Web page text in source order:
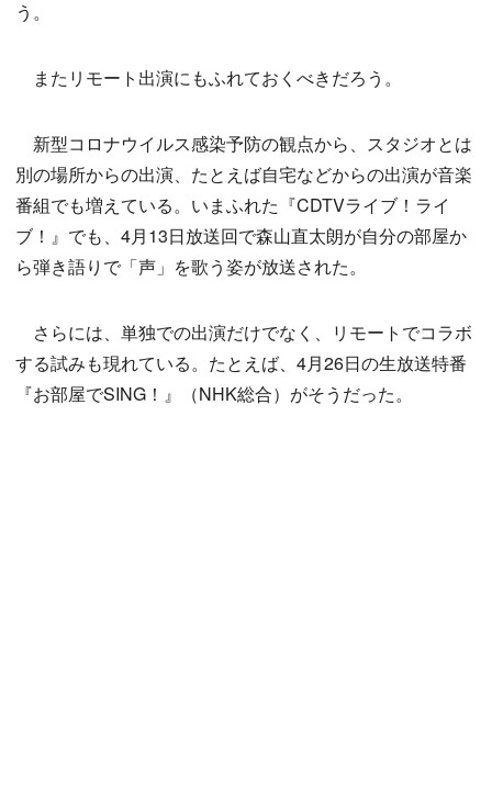
う。
またリモート出演にもふれておくべきだろう。
新型コロナウイルス感染予防の観点から、スタジオとは
別の場所からの出演、たとえば自宅などからの出演が音楽
番組でも増えている。いまふれた『CDTVライブ！ライ
ブ！』でも、4月13日放送回で森山直太朗が自分の部屋か
ら弾き語りで「声」を歌う姿が放送された。
さらには、単独での出演だけでなく、リモートでコラボ
する試みも現れている。たとえば、4月26日の生放送特番
『お部屋でSING！』（NHK総合）がそうだった。